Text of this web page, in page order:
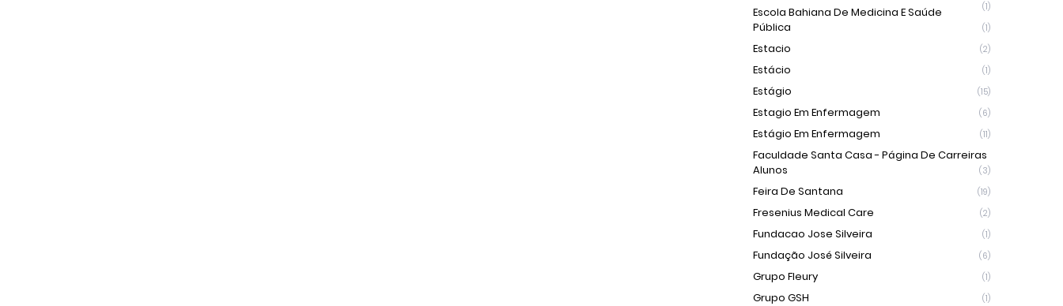
(1)
Escola Bahiana De Medicina E Saúde
Pública
(1)
Estacio (2)
Estácio (1)
Estágio (15)
Estagio Em Enfermagem (6)
Estágio Em Enfermagem (11)
Faculdade Santa Casa - Página De Carreiras
Alunos
(3)
Feira De Santana (19)
Fresenius Medical Care (2)
Fundacao Jose Silveira (1)
Fundação José Silveira (6)
Grupo Fleury (1)
Grupo GSH (1)